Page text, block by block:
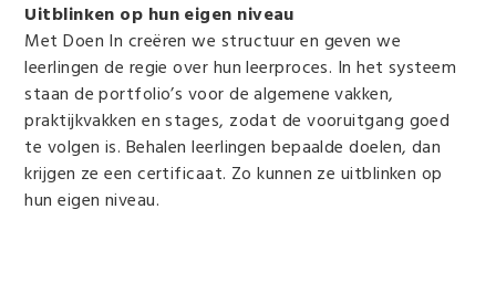
Uitblinken op hun eigen niveau
Met Doen In creëren we structuur en geven we
leerlingen de regie over hun leerproces. In het systeem
staan de portfolio’s voor de algemene vakken,
praktijkvakken en stages, zodat de vooruitgang goed
te volgen is. Behalen leerlingen bepaalde doelen, dan
krijgen ze een certificaat. Zo kunnen ze uitblinken op
hun eigen niveau.